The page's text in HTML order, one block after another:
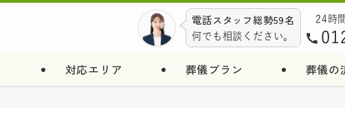
対応エリア 葬儀プラン 葬儀の
電話スタッフ総勢59名
何でも相談ください。
24時